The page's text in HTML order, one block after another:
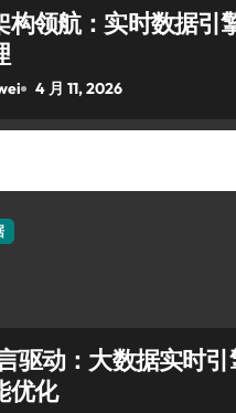
构领航：实时数据引
4 月 11, 2026
驱动：大数据实时
优化